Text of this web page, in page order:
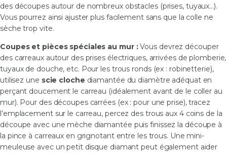
des découpes autour de nombreux obstacles (prises, tuyaux…).
Vous pourrez ainsi ajuster plus facilement sans que la colle ne
sèche trop vite.
Coupes et pièces spéciales au mur :Vous devrez découper
des carreaux autour des prises électriques, arrivées de plomberie,
tuyaux de douche, etc. Pour les trous ronds (ex : robinetterie),
utilisez une scie cloche diamantée du diamètre adéquat en
perçant doucement le carreau (idéalement avant de le coller au
mur). Pour des découpes carrées (ex : pour une prise), tracez
l’emplacement sur le carreau, percez des trous aux 4 coins de la
découpe avec une mèche diamantée puis finissez la découpe à
la pince à carreaux en grignotant entre les trous. Une mini-
meuleuse avec un petit disque diamant peut également aider